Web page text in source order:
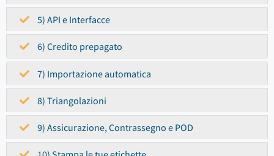
5) API e Interfacce
6) Credito prepagato
7) Importazione automatica
8) Triangolazioni
9) Assicurazione, Contrassegno e POD